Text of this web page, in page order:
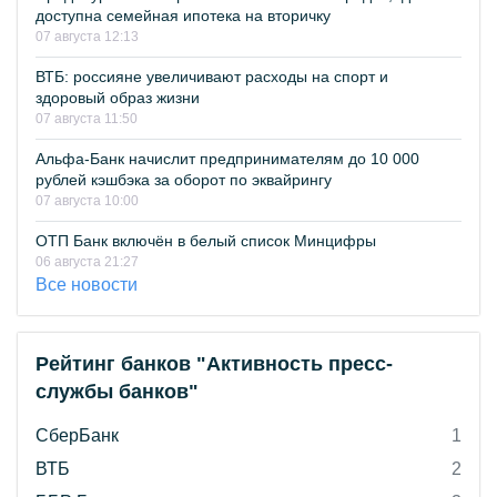
доступна семейная ипотека на вторичку
07 августа 12:13
ВТБ: россияне увеличивают расходы на спорт и
здоровый образ жизни
07 августа 11:50
Альфа-Банк начислит предпринимателям до 10 000
рублей кэшбэка за оборот по эквайрингу
07 августа 10:00
ОТП Банк включён в белый список Минцифры
06 августа 21:27
Все новости
Рейтинг банков "Активность пресс-
службы банков"
СберБанк
1
ВТБ
2